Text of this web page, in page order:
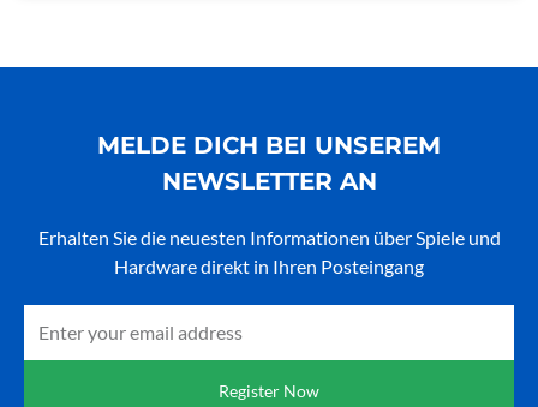
MELDE DICH BEI UNSEREM
NEWSLETTER AN
Erhalten Sie die neuesten Informationen über Spiele und
Hardware direkt in Ihren Posteingang
Register Now